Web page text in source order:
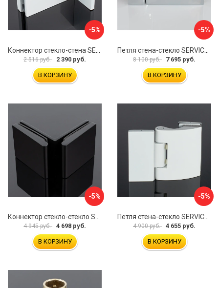
-5%
Коннектор стекло-стена SERVICE PLUS K02-203WM/sus304
2 516 руб. 2 390 руб.
В КОРЗИНУ
-5%
Петля стена-стекло SERVICE PLUS P03-101CR/brass
8 100 руб. 7 695 руб.
В КОРЗИНУ
-5%
4 945 руб. 4 698 руб.
В КОРЗИНУ
-5%
4 900 руб. 4 655 руб.
В КОРЗИНУ